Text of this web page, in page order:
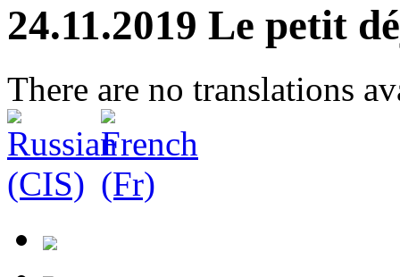
24.11.2019 Le petit
There are no translations